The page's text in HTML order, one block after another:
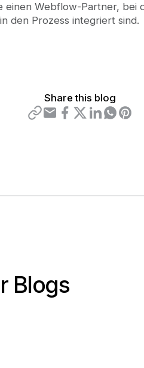
einen Webflow-Partner, bei
den Prozess integriert sind.
Share this blog
Blogs